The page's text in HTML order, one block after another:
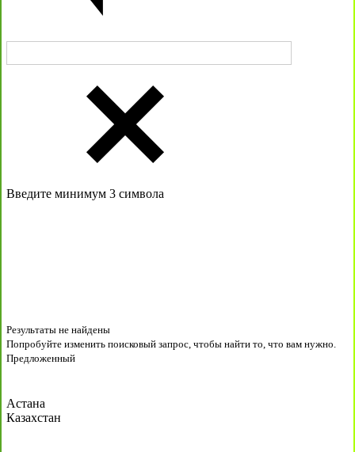
Введите минимум 3 символа
Результаты не найдены
Попробуйте изменить поисковый запрос, чтобы найти то, что вам нужно.
Предложенный
Астана
Казахстан